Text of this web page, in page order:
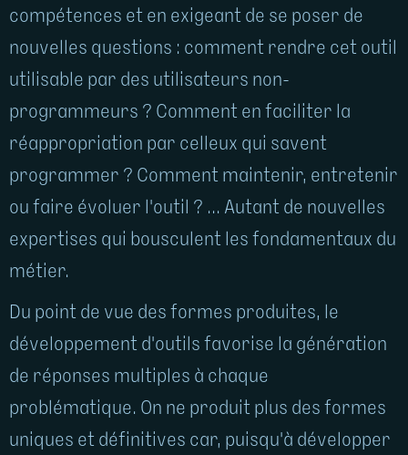
compétences et en exigeant de se poser de
nouvelles questions : comment rendre cet outil
utilisable par des utilisateurs non-
programmeurs ? Comment en faciliter la
réappropriation par celleux qui savent
programmer ? Comment maintenir, entretenir
ou faire évoluer l'outil ? ... Autant de nouvelles
expertises qui bousculent les fondamentaux du
métier.
Du point de vue des formes produites, le
développement d'outils favorise la génération
de réponses multiples à chaque
problématique. On ne produit plus des formes
uniques et définitives car, puisqu'à développer